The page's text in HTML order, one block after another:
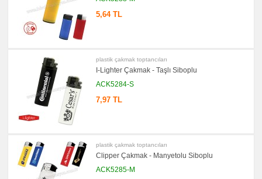
5,64 TL
plastik çakmak toptancıları
I-Lighter Çakmak - Taşlı Siboplu
ACK5284-S
7,97 TL
plastik çakmak toptancıları
Clipper Çakmak - Manyetolu Siboplu
ACK5285-M
Para
Tabağı
promosyon
Evrak
Bloknot
promosyon
Masa
Seti
&
Sümen
Takımı
Notluk
Seti
&
Not
Tutucu